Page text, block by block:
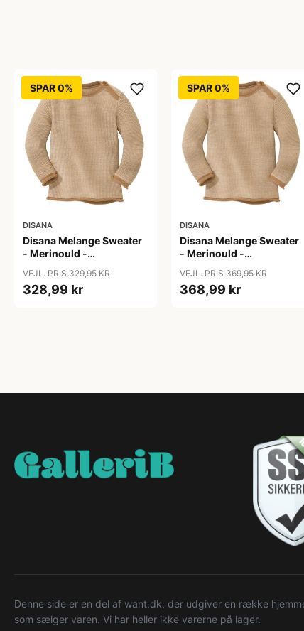
SPAR 0%
DISANA
Disana Melange Sweater
- Merinould -
VEJL. PRIS 329,95 KR
328,99 kr
SPAR 0%
DISANA
Disana Melange Sweater
- Merinould -
VEJL. PRIS 369,95 KR
368,99 kr
Denne side er en del af want.dk, der udgiver en række
som sælger varen. Vi har heller ikke varerne på lager.